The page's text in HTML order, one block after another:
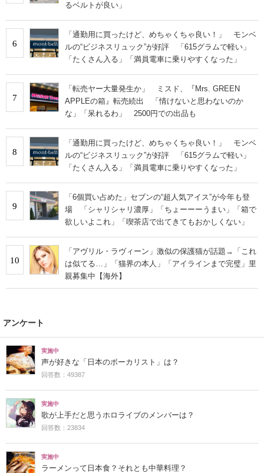
るベルトが良い」
6
「通勤用に買ったけど、めちゃくちゃ良い！」 モンベ
ルの“ビジネスリュック”が好評 「615グラムで軽い」
「たくさん入る」「満員電車に乗りやすくなった」
7
「転売ヤー大量発生か」 ミスド、『Mrs. GREEN
APPLEの箱』転売続出 「情けないと思わないのか
な」「呆れるわ」 2500円での出品も
8
「通勤用に買ったけど、めちゃくちゃ良い！」 モンベ
ルの“ビジネスリュック”が好評 「615グラムで軽い」
「たくさん入る」「満員電車に乗りやすくなった」
9
「6個買い占めた」セブンの“超人気アイス”が今年も登
場 「シャリシャリ濃厚」「ちょーーーうまい」「箱で
欲しいよこれ」「喫茶店で出てきてもおかしくない」
10
「アヴリル・ラヴィーン」激似の保護猫が話題→「これ
は似てる…」「猫界の本人」「アイラインまで完璧」里
親募集中【海外】
アンケート
実施中
声が好きな「日本のボーカリスト」は？
回答数：49387
実施中
歌が上手だと思うホロライブのメンバーは？
回答数：23834
実施中
ラーメンって日本食？それとも中華料理？